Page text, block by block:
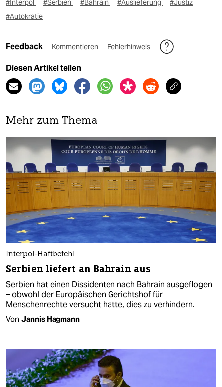
#Interpol #Serbien #Bahrain #Auslieferung
#Justiz
#Autokratie
Feedback Kommentieren Fehlerhinweis
Diesen Artikel teilen
Mehr zum Thema
Interpol-Haftbefehl
Serbien liefert an Bahrain aus
Serbien hat einen Dissidenten nach Bahrain ausgeflogen
– obwohl der Europäischen Gerichtshof für
Menschenrechte versucht hatte, dies zu verhindern.
Von Jannis Hagmann